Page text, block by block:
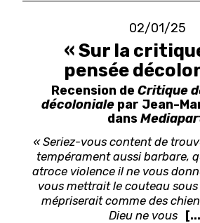
02/01/25
« Sur la
pensée
Recension deCritique
décolonialepar Jean-
dans
« Seriez-vous content de
tempérament aussi barbare,
atroce violence il ne vous
vous mettrait le couteau
mépriserait comme des
Dieu ne vous